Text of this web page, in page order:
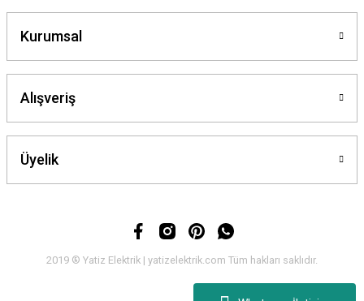
Kurumsal
Alışveriş
Üyelik
2019 ® Yatiz Elektrik | yatizelektrik.com Tüm hakları saklıdır.